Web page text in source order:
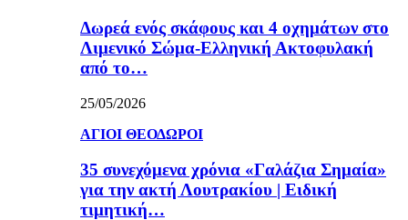
Δωρεά ενός σκάφους και 4 οχημάτων στο
Λιμενικό Σώμα-Ελληνική Ακτοφυλακή
από το…
25/05/2026
ΑΓΙΟΙ ΘΕΟΔΩΡΟΙ
35 συνεχόμενα χρόνια «Γαλάζια Σημαία»
για την ακτή Λουτρακίου | Ειδική
τιμητική…